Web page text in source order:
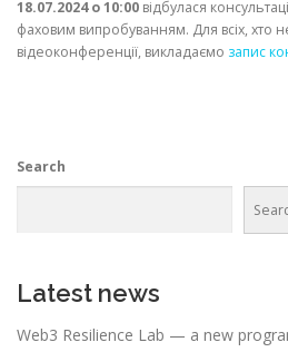
18.07.2024 о 10:00 відбулася
фаховим випробуванням. Для всіх, хто
відеоконференції, викладаємо запис
Search
Latest news
Web3 Resilience Lab — a new